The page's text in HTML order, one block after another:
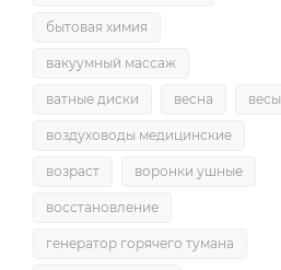
бытовая химия
вакуумный массаж
ватные диски весна весы
воздуховоды медицинские
возраст воронки ушные
восстановление
генератор горячего тумана